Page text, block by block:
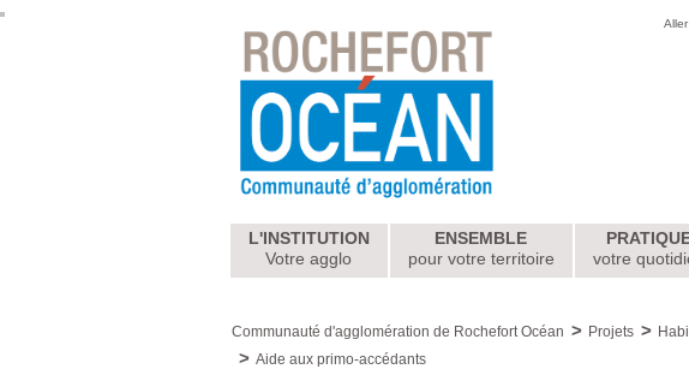
L'INSTITUTION
Votre agglo
ENSEMBLE
pour votre territoire
votre
Communauté d'agglomération de Rochefort Océan Projets
Aide aux primo-accédants